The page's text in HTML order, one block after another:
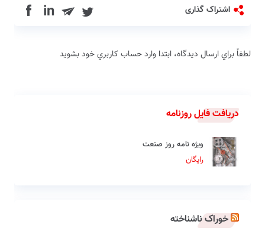
اشتراک گذاری in
لطفاً براي ارسال دیدگاه، ابتدا وارد حساب كاربري خود بشويد
دریافت فایل روزنامه
ویژه نامه روز صنعت
رایگان
خوراک ناشناخته